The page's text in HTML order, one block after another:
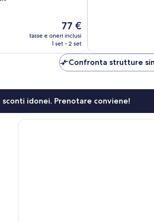
Il
prezzo
attuale
77 €
77 €
tasse e oneri inclusi
1 set - 2 set
Confronta strutture
idonei. Prenotare conviene!